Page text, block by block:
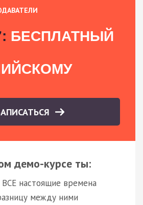
БЕСПЛАТНЫЙ
демо-курсе ты:
настоящие времена
между ними